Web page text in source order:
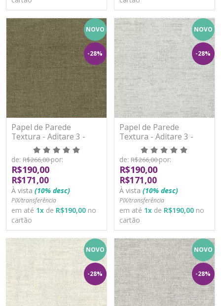
NOVO
-28%
Papel de Parede
Textura - Aditare 3 -
AD300106R - Vinílico
de: R$266,00por:
R$190,00
R$171,00
À vista (10% desc)
PIX/transferência
em até 1x de R$190,00 no
cartão
NOVO
-28%
Papel de Parede
Textura - Aditare 3 -
AD300107R - Vinílico
de: R$266,00por:
R$190,00
R$171,00
À vista (10% desc)
PIX/transferência
em até 1x de R$190,00 no
cartão
NOVO
-28%
NOVO
-28%